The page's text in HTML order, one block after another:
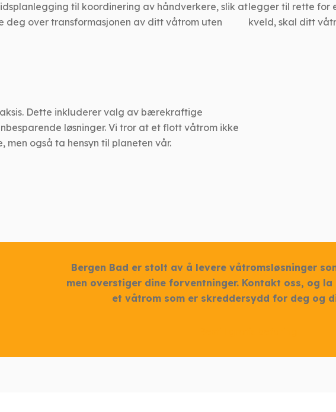
til koordinering av håndverkere, slik at
deg over transformasjonen av ditt våtrom uten
Dette inkluderer valg av bærekraftige
løsninger. Vi tror at et flott våtrom ikke
også ta hensyn til planeten vår.
legger til rette for
kveld, skal ditt
Bergen Bad er stolt av å levere våtromsløsninger
men overstiger dine forventninger. Kontakt oss, og la
et våtrom som er skreddersydd for deg og